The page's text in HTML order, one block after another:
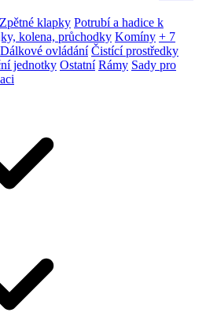
Zpětné klapky Potrubí a hadice k
kolena, průchodky Komíny + 7
Dálkové ovládání Čistící prostředky
jednotky Ostatní Rámy Sady pro